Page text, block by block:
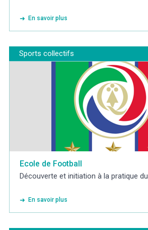
En savoir plus
Sports collectifs
Ecole de Football
Découverte et initiation à la pratique
En savoir plus